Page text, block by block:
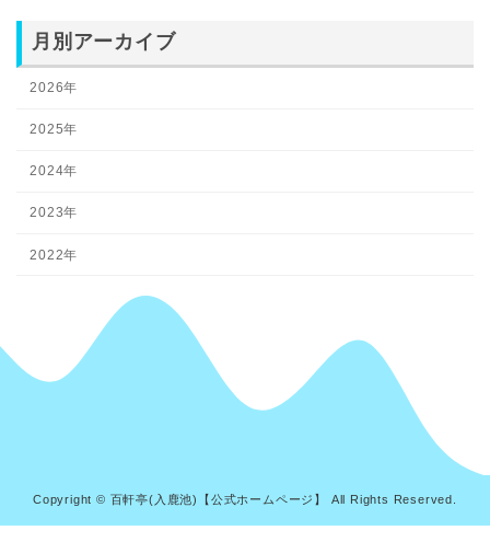
月別アーカイブ
2026年
2025年
2024年
2023年
2022年
Copyright © 百軒亭(入鹿池)【公式ホームページ】 All Rights Reserved.